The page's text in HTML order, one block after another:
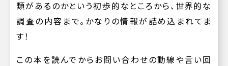
類があるのかという初歩的なところから、世界的な
調査の内容まで。かなりの情報が詰め込まれてま
す！
この本を読んでからお問い合わせの動線や言い回